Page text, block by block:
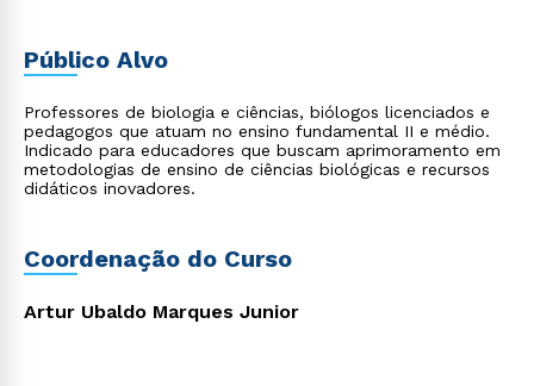
Público Alvo
Professores de biologia e ciências, biólogos licenciados e
pedagogos que atuam no ensino fundamental II e médio.
Indicado para educadores que buscam aprimoramento em
metodologias de ensino de ciências biológicas e recursos
didáticos inovadores.
Coordenação do Curso
Artur Ubaldo Marques Junior